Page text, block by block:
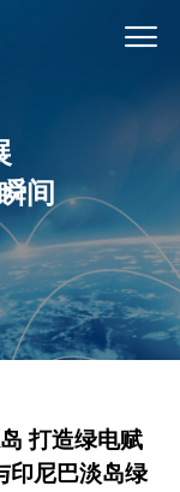
间
打造绿电赋
印尼巴淡岛绿